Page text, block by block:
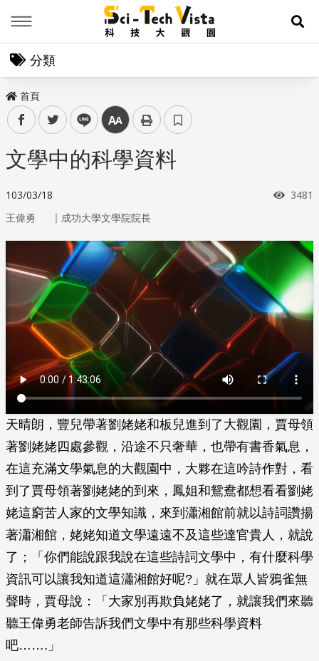
展
分類
首頁
facebooktwitter line 中
文學中的科學資料
103/03/18 瀏覽
3481
王偉勇 ｜ 成功大學文學院院長
天晴朗，豐兒帶著劉姥姥和板兒進到了大觀園，賈母領
著劉姥姥四處參觀，沿途不只奢華，也帶有書香氣息，
在這充滿文學氣息的大觀園中，大夥在這吟詩作對，看
到了賈母領著劉姥姥的到來，鳳姐和鴛鴦都想看看劉姥
姥這窮苦人家的文學知識，來到瀟湘館前就以詩詞讚揚
著瀟湘館，姥姥知道文學遠遠不及這些達官貴人，就說
了；「你們能說跟我說在這些詩詞文學中，有什麼科學
資訊可以讓我知道這瀟湘館好呢?」就在眾人皆鴉雀無
聲時，賈母說：「大家別再欺負姥姥了，就讓我們來聽
聽王偉勇老師告訴我們文學中有那些科學資料
吧…….」